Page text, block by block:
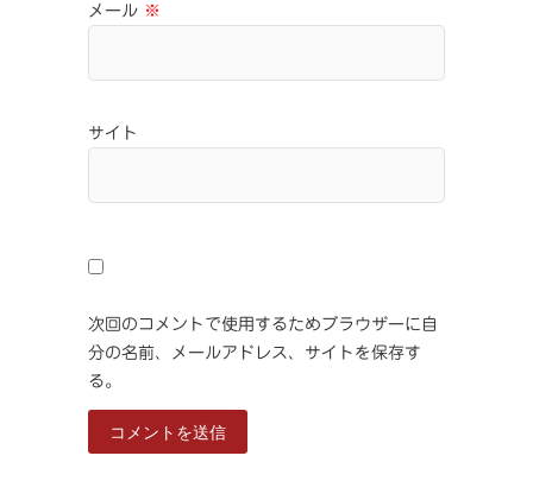
メール ※
サイト
次回のコメントで使用するためブラウザーに自
分の名前、メールアドレス、サイトを保存す
る。